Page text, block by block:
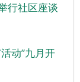
行社区座谈
动”九月开